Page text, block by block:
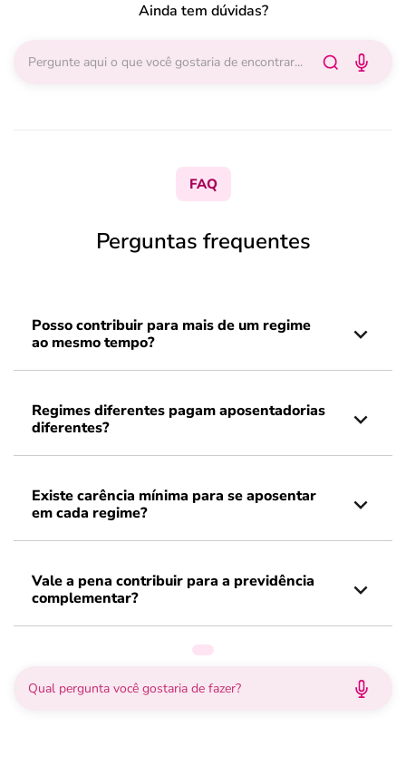
Ainda tem dúvidas?
FAQ
Perguntas frequentes
Posso contribuir para mais de um regime
ao mesmo tempo?
Regimes diferentes pagam aposentadorias
diferentes?
Existe carência mínima para se aposentar
em cada regime?
Vale a pena contribuir para a previdência
complementar?